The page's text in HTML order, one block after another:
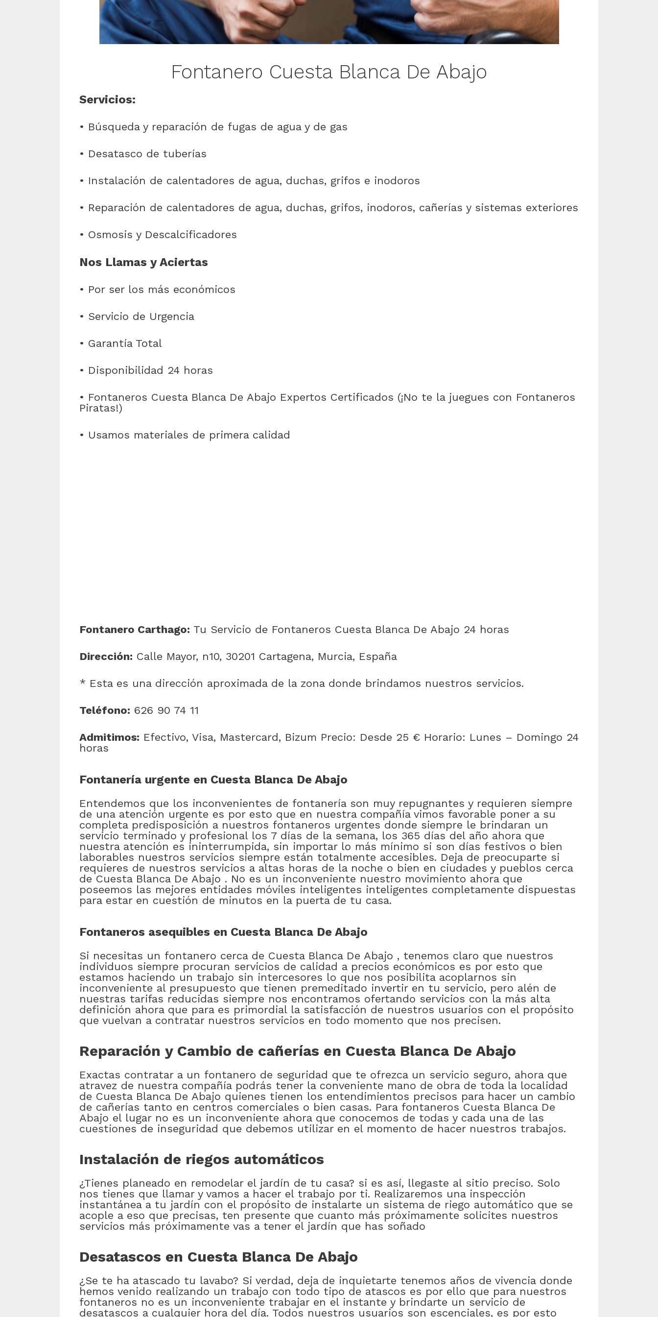
Fontanero Cuesta Blanca De Abajo
Servicios:
• Búsqueda y reparación de fugas de agua y de gas
• Desatasco de tuberías
• Instalación de calentadores de agua, duchas, grifos e inodoros
• Reparación de calentadores de agua, duchas, grifos, inodoros, cañerías y sistemas exteriores
• Osmosis y Descalcificadores
Nos Llamas y Aciertas
• Por ser los más económicos
• Servicio de Urgencia
• Garantía Total
• Disponibilidad 24 horas
• Fontaneros Cuesta Blanca De Abajo Expertos Certificados (¡No te la juegues con Fontaneros
Piratas!)
• Usamos materiales de primera calidad
Fontanero Carthago: Tu Servicio de Fontaneros Cuesta Blanca De Abajo 24 horas
Dirección: Calle Mayor, n10, 30201 Cartagena, Murcia, España
* Esta es una dirección aproximada de la zona donde brindamos nuestros servicios.
Teléfono: 626 90 74 11
Admitimos: Efectivo, Visa, Mastercard, Bizum Precio: Desde 25 € Horario: Lunes – Domingo 24
horas
Fontanería urgente en Cuesta Blanca De Abajo
Entendemos que los inconvenientes de fontanería son muy repugnantes y requieren siempre
de una atención urgente es por esto que en nuestra compañía vimos favorable poner a su
completa predisposición a nuestros fontaneros urgentes donde siempre le brindaran un
servicio terminado y profesional los 7 días de la semana, los 365 días del año ahora que
nuestra atención es ininterrumpida, sin importar lo más mínimo si son días festivos o bien
laborables nuestros servicios siempre están totalmente accesibles. Deja de preocuparte si
requieres de nuestros servicios a altas horas de la noche o bien en ciudades y pueblos cerca
de Cuesta Blanca De Abajo . No es un inconveniente nuestro movimiento ahora que
poseemos las mejores entidades móviles inteligentes inteligentes completamente dispuestas
para estar en cuestión de minutos en la puerta de tu casa.
Fontaneros asequibles en Cuesta Blanca De Abajo
Si necesitas un fontanero cerca de Cuesta Blanca De Abajo , tenemos claro que nuestros
individuos siempre procuran servicios de calidad a precios económicos es por esto que
estamos haciendo un trabajo sin intercesores lo que nos posibilita acoplarnos sin
inconveniente al presupuesto que tienen premeditado invertir en tu servicio, pero alén de
nuestras tarifas reducidas siempre nos encontramos ofertando servicios con la más alta
definición ahora que para es primordial la satisfacción de nuestros usuarios con el propósito
que vuelvan a contratar nuestros servicios en todo momento que nos precisen.
Reparación y Cambio de cañerías en Cuesta Blanca De Abajo
Exactas contratar a un fontanero de seguridad que te ofrezca un servicio seguro, ahora que
atravez de nuestra compañía podrás tener la conveniente mano de obra de toda la localidad
de Cuesta Blanca De Abajo quienes tienen los entendimientos precisos para hacer un cambio
de cañerías tanto en centros comerciales o bien casas. Para fontaneros Cuesta Blanca De
Abajo el lugar no es un inconveniente ahora que conocemos de todas y cada una de las
cuestiones de inseguridad que debemos utilizar en el momento de hacer nuestros trabajos.
Instalación de riegos automáticos
¿Tienes planeado en remodelar el jardín de tu casa? si es así, llegaste al sitio preciso. Solo
nos tienes que llamar y vamos a hacer el trabajo por ti. Realizaremos una inspección
instantánea a tu jardín con el propósito de instalarte un sistema de riego automático que se
acople a eso que precisas, ten presente que cuanto más próximamente solicites nuestros
servicios más próximamente vas a tener el jardín que has soñado
Desatascos en Cuesta Blanca De Abajo
¿Se te ha atascado tu lavabo? Si verdad, deja de inquietarte tenemos años de vivencia donde
hemos venido realizando un trabajo con todo tipo de atascos es por ello que para nuestros
fontaneros no es un inconveniente trabajar en el instante y brindarte un servicio de
desatascos a cualquier hora del día. Todos nuestros usuarios son escenciales, es por esto